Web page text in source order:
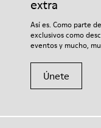
Si deseas obtener
tu par, visita nuestra
extra
Así es. Como parte
exclusivos como
eventos y mucho,
Únete